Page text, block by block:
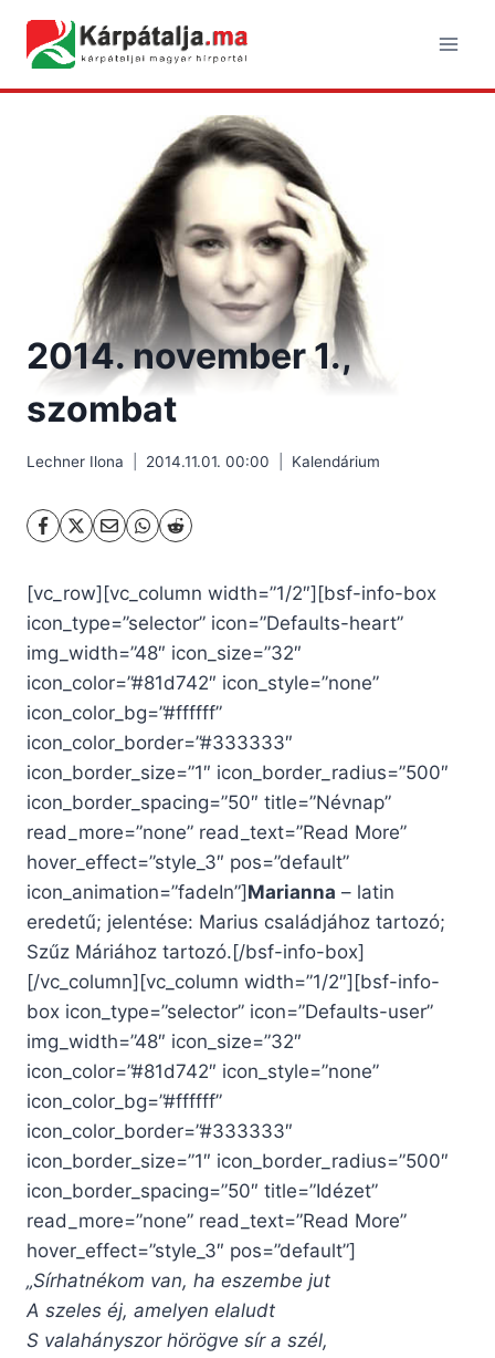
content
2014. november 1.,
szombat
Lechner Ilona 2014.11.01. 00:00 Kalendárium
[vc_row][vc_column width=”1/2″][bsf-info-box
icon_type=”selector” icon=”Defaults-heart”
img_width=”48″ icon_size=”32″
icon_color=”#81d742″ icon_style=”none”
icon_color_bg=”#ffffff”
icon_color_border=”#333333″
icon_border_size=”1″ icon_border_radius=”500″
icon_border_spacing=”50″ title=”Névnap”
read_more=”none” read_text=”Read More”
hover_effect=”style_3″ pos=”default”
icon_animation=”fadeIn”] Marianna – latin
eredetű; jelentése: Marius családjához tartozó;
Szűz Máriához tartozó.[/bsf-info-box]
[/vc_column][vc_column width=”1/2″][bsf-info-
box icon_type=”selector” icon=”Defaults-user”
img_width=”48″ icon_size=”32″
icon_color=”#81d742″ icon_style=”none”
icon_color_bg=”#ffffff”
icon_color_border=”#333333″
icon_border_size=”1″ icon_border_radius=”500″
icon_border_spacing=”50″ title=”Idézet”
read_more=”none” read_text=”Read More”
hover_effect=”style_3″ pos=”default”]
„Sírhatnékom van, ha eszembe jut
A szeles éj, amelyen elaludt
S valahányszor hörögve sír a szél,